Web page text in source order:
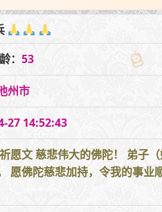
： 53
州市
27 14:52:43
愿文 慈悲伟大的佛陀！ 弟子
愿佛陀慈悲加持，令我的事业